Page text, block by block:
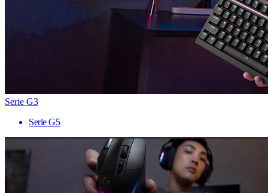
Serie G3
Serie G5